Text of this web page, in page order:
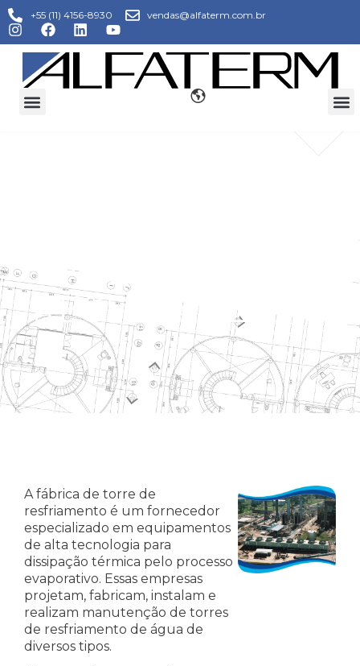
+55 (11) 4156-8930 vendas@alfaterm.com.br
TORRE DE
RESFRIAMENTO
A fábrica de torre de
resfriamento é um fornecedor
especializado em equipamentos
de alta tecnologia para
dissipação térmica pelo processo
evaporativo. Essas empresas
projetam, fabricam, instalam e
realizam manutenção de torres
de resfriamento de água de
diversos tipos.